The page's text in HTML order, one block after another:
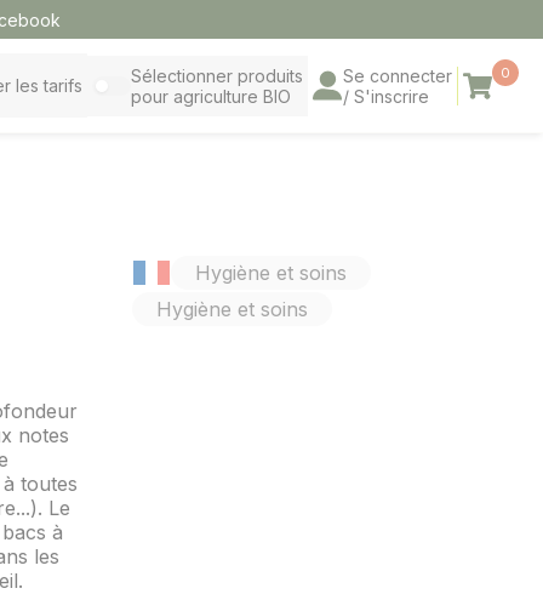
les tarifs
Sélectionner produits
pour agriculture BIO
Se connecter
/ S'inscrire
0
Panier
notes
toutes
Le
à
les
Hygiène et soins
Hygiène et soins